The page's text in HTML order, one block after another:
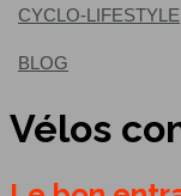
CYCLO-LIFESTYLE
BLOG
Vélos